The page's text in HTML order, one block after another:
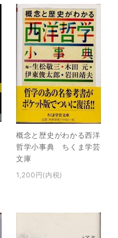
概念と歴史がわかる西洋
哲学小事典 ちくま学芸
文庫
1,200円(内税)